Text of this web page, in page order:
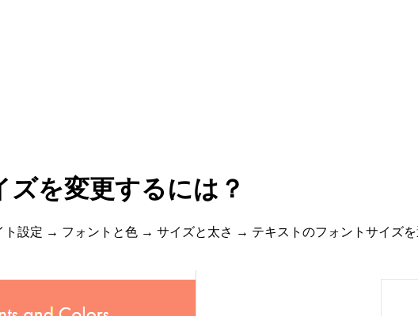
を変更するには？
ト設定 → フォントと色 → サイズと太さ → テキストのフォントサイズ